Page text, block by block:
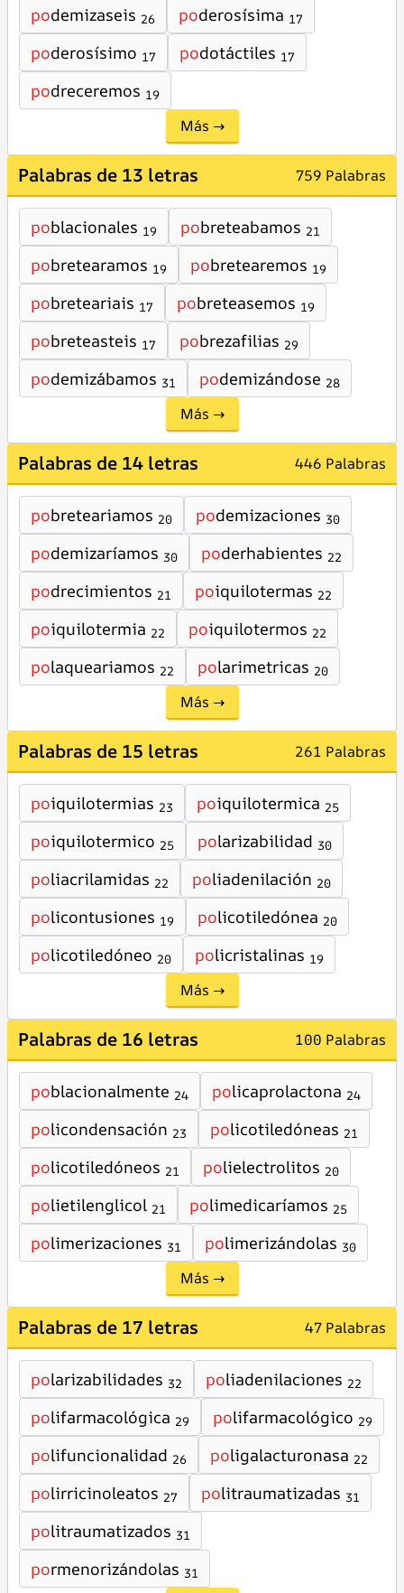
podemizaseis 26 poderosísima 17
poderosísimo 17 podotáctiles 17
podreceremos 19
Más →
Palabras de 13 letras 759 Palabras
poblacionales 19 pobreteabamos 21
pobretearamos 19 pobretearemos 19
pobreteariais 17 pobreteasemos 19
pobreteasteis 17 pobrezafilias 29
podemizábamos 31 podemizándose 28
Más →
Palabras de 14 letras 446 Palabras
pobreteariamos 20 podemizaciones 30
podemizaríamos 30 poderhabientes 22
podrecimientos 21 poiquilotermas 22
poiquilotermia 22 poiquilotermos 22
polaqueariamos 22 polarimetricas 20
Más →
Palabras de 15 letras 261 Palabras
poiquilotermias 23 poiquilotermica 25
poiquilotermico 25 polarizabilidad 30
poliacrilamidas 22 poliadenilación 20
policontusiones 19 policotiledónea 20
policotiledóneo 20 policristalinas 19
Más →
Palabras de 16 letras 100 Palabras
poblacionalmente 24 policaprolactona 24
policondensación 23 policotiledóneas 21
policotiledóneos 21 polielectrolitos 20
polietilenglicol 21 polimedicaríamos 25
polimerizaciones 31 polimerizándolas 30
Más →
Palabras de 17 letras 47 Palabras
polarizabilidades 32 poliadenilaciones 22
polifarmacológica 29 polifarmacológico 29
polifuncionalidad 26 poligalacturonasa 22
polirricinoleatos 27 politraumatizadas 31
politraumatizados 31
pormenorizándolas 31